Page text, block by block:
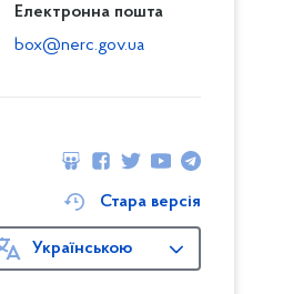
Електронна пошта
box@nerc.gov.ua
Стара версія
Українською